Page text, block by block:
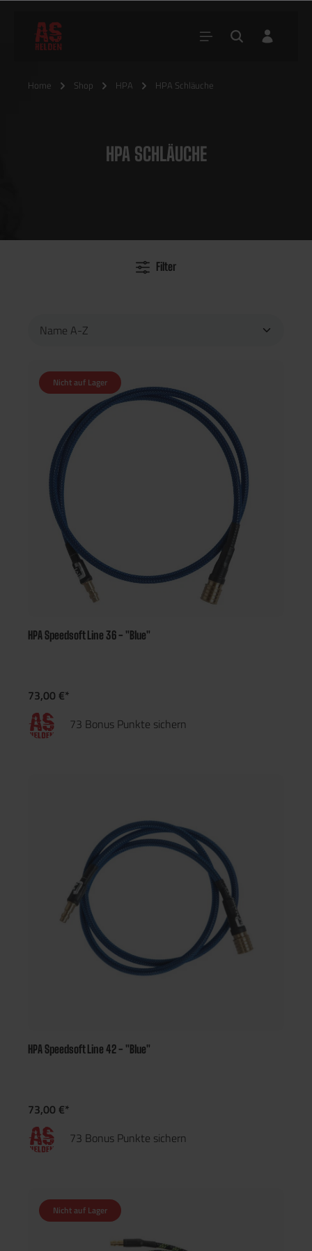
Home Shop HPA HPA Schläuche
HPA SCHLÄUCHE
Filter
Nicht auf Lager
HPA Speedsoft Line 36 - "Blue"
73,00 €*
73 Bonus Punkte sichern
HPA Speedsoft Line 42 - "Blue"
73,00 €*
73 Bonus Punkte sichern
Nicht auf Lager